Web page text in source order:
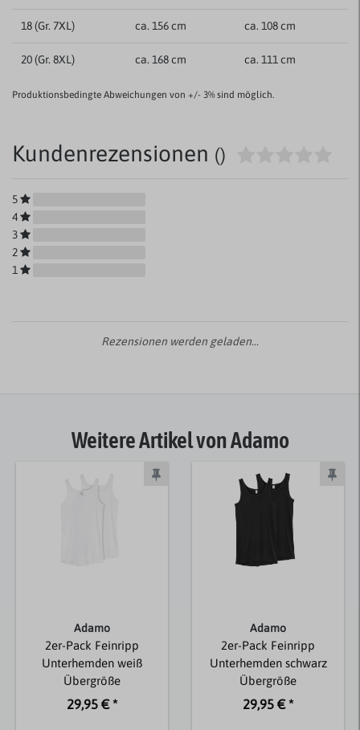
18 (Gr. 7XL) ca. 156 cm ca. 108 cm
20 (Gr. 8XL) ca. 168 cm ca. 111 cm
Produktionsbedingte Abweichungen von +/- 3% sind möglich.
Kundenrezensionen ()
5
4
3
2
1
Rezensionen werden geladen...
Weitere Artikel von Adamo
Adamo
2er-Pack Feinripp
Unterhemden weiß
Übergröße
29,95 € *
Adamo
2er-Pack Feinripp
Unterhemden schwarz
Übergröße
29,95 € *